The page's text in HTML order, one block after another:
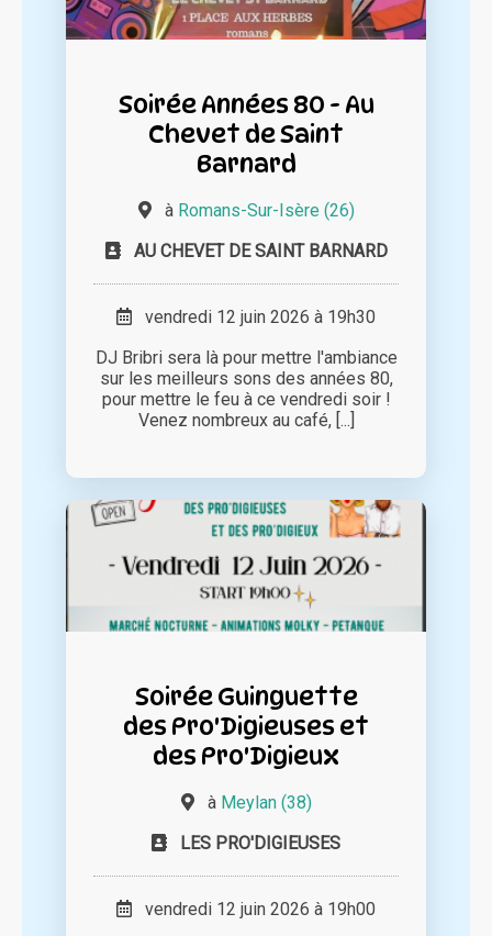
Soirée Années 80 - Au
Chevet de Saint
Barnard
à Romans-Sur-Isère (26)
AU CHEVET DE SAINT BARNARD
vendredi 12 juin 2026 à 19h30
DJ Bribri sera là pour mettre l'ambiance
sur les meilleurs sons des années 80,
pour mettre le feu à ce vendredi soir !
Venez nombreux au café, [...]
Soirée Guinguette
des Pro'Digieuses et
des Pro'Digieux
à Meylan (38)
LES PRO'DIGIEUSES
vendredi 12 juin 2026 à 19h00